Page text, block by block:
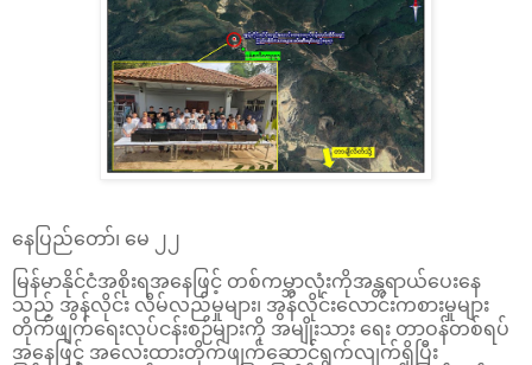
နေပြည်တော်၊ မေ ၂၂
မြန်မာနိုင်ငံအစိုးရအနေဖြင့် တစ်ကမ္ဘာလုံးကိုအန္တရာယ်ပေးနေ
သည့် အွန်လိုင်း လိမ်လည်မှုများ၊ အွန်လိုင်းလောင်းကစားမှုများ
တိုက်ဖျက်ရေးလုပ်ငန်းစဉ်များကို အမျိုးသား ရေး တာဝန်တစ်ရပ်
အနေဖြင့် အလေးထားတိုက်ဖျက်ဆောင်ရွက်လျက်ရှိပြီး